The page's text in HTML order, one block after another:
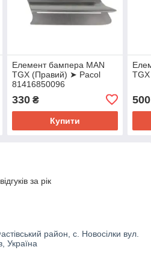
Елемент бампера MAN
TGX (Правий) ➤ Pacol
81416850096
330₴
Купити
500
за рік
район, с. Новосілки вул.
Україна